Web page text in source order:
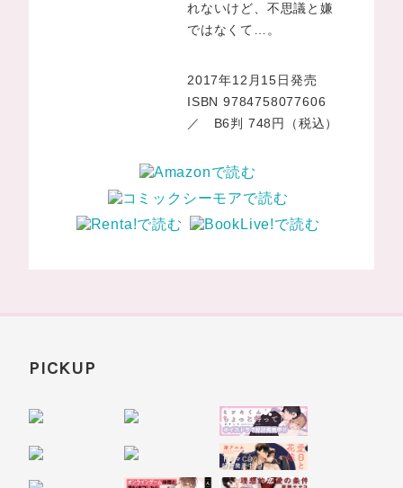
れないけど、不思議と嫌
ではなくて…。
2017年12月15日発売
ISBN 9784758077606
／ B6判 748円（税込）
PICKUP